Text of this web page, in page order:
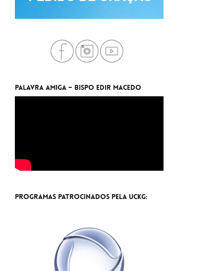
Palavra Amiga – Bispo Edir Macedo
Programas Patrocinados pela UCKG: